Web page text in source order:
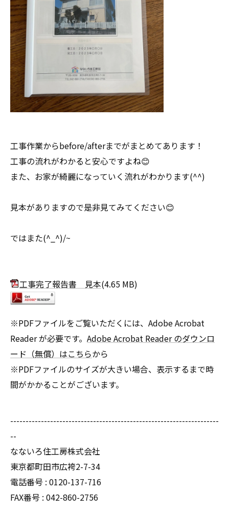
工事作業からbefore/afterまでがまとめてあります！
工事の流れがわかると安心ですよね😊
また、お家が綺麗になっていく流れがわかります(^^)
見本がありますので是非見てみてください😊
ではまた(^_^)/~
工事完了報告書 見本(4.65 MB)
※PDFファイルをご覧いただくには、Adobe Acrobat
Reader が必要です。 Adobe Acrobat Reader のダウンロ
ード（無償）はこちらから
※PDFファイルのサイズが大きい場合、表示するまで時
間がかかることがございます。
--------------------------------------------------------------------
--
なないろ住工房株式会社
東京都町田市広袴2-7-34
電話番号 : 0120-137-716
FAX番号 : 042-860-2756